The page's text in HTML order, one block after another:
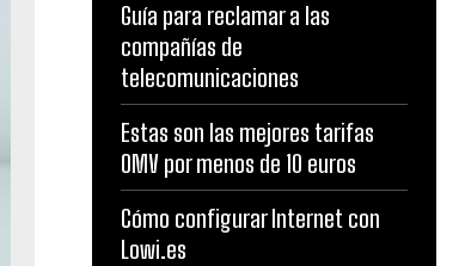
Guía para reclamar a las
compañías de
telecomunicaciones
Estas son las mejores tarifas
OMV por menos de 10 euros
Cómo configurar Internet con
Lowi.es